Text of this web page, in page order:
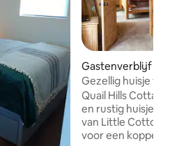
Gastenverblijf in
od Heights
Gezellig huisje
wandelaars- en
Quail Hills
en rustig huisje
van Little
voor een